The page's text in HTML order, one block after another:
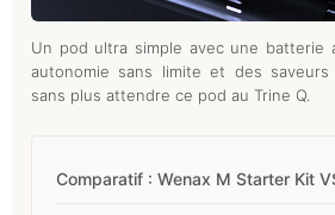
Un pod ultra simple avec une batterie
autonomie sans limite et des saveurs
sans plus attendre ce pod au Trine Q.
Comparatif : Wenax M Starter Kit